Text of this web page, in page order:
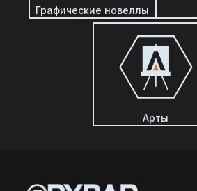
Графические новеллы
Арты